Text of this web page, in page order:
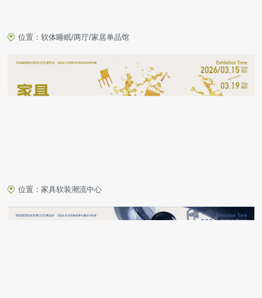
位置：软体睡眠/两厅/家居单品馆
位置：家具软装潮流中心